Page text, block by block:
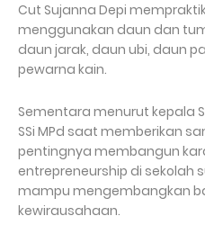
Cut Sujanna Depi
menggunakan daun dan
daun jarak, daun ubi, daun
pewarna kain.
Sementara menurut kepala
SSi MPd saat memberikan
pentingnya membangun
entrepreneurship di sekolah
mampu mengembangkan
kewirausahaan.